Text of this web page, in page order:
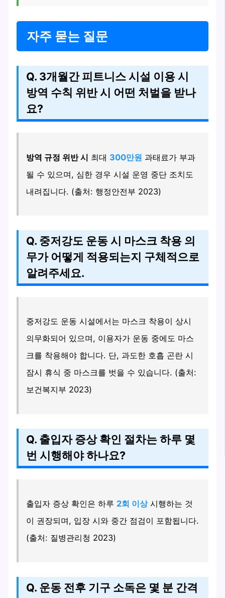
자주 묻는 질문
Q. 3개월간 피트니스 시설 이용 시
방역 수칙 위반 시 어떤 처벌을 받나
요?
방역 규정 위반 시 최대 300만원 과태료가 부과
될 수 있으며, 심한 경우 시설 운영 중단 조치도
내려집니다. (출처: 행정안전부 2023)
Q. 중저강도 운동 시 마스크 착용 의
무가 어떻게 적용되는지 구체적으로
알려주세요.
중저강도 운동 시설에서는 마스크 착용이 상시
의무화되어 있으며, 이용자가 운동 중에도 마스
크를 착용해야 합니다. 단, 과도한 호흡 곤란 시
잠시 휴식 중 마스크를 벗을 수 있습니다. (출처:
보건복지부 2023)
Q. 출입자 증상 확인 절차는 하루 몇
번 시행해야 하나요?
출입자 증상 확인은 하루 2회 이상시행하는 것
이 권장되며, 입장 시와 중간 점검이 포함됩니다.
(출처: 질병관리청 2023)
Q. 운동 전후 기구 소독은 몇 분 간격